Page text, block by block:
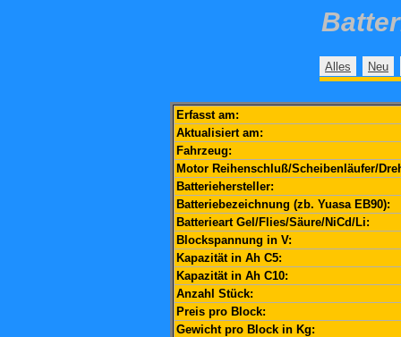
Alles Neu
Erfasst am:
Aktualisiert am:
Fahrzeug:
Motor Reihenschluß/Scheibenläufer/
Batteriehersteller:
Batteriebezeichnung (zb. Yuasa EB90):
Batterieart Gel/Flies/Säure/NiCd/Li:
Blockspannung in V:
Kapazität in Ah C5:
Kapazität in Ah C10:
Anzahl Stück:
Preis pro Block:
Gewicht pro Block in Kg: